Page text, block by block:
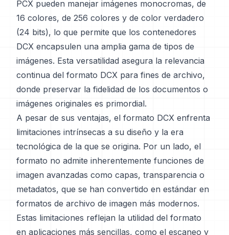
PCX pueden manejar imágenes monocromas, de
16 colores, de 256 colores y de color verdadero
(24 bits), lo que permite que los contenedores
DCX encapsulen una amplia gama de tipos de
imágenes. Esta versatilidad asegura la relevancia
continua del formato DCX para fines de archivo,
donde preservar la fidelidad de los documentos o
imágenes originales es primordial.
A pesar de sus ventajas, el formato DCX enfrenta
limitaciones intrínsecas a su diseño y la era
tecnológica de la que se origina. Por un lado, el
formato no admite inherentemente funciones de
imagen avanzadas como capas, transparencia o
metadatos, que se han convertido en estándar en
formatos de archivo de imagen más modernos.
Estas limitaciones reflejan la utilidad del formato
en aplicaciones más sencillas, como el escaneo y